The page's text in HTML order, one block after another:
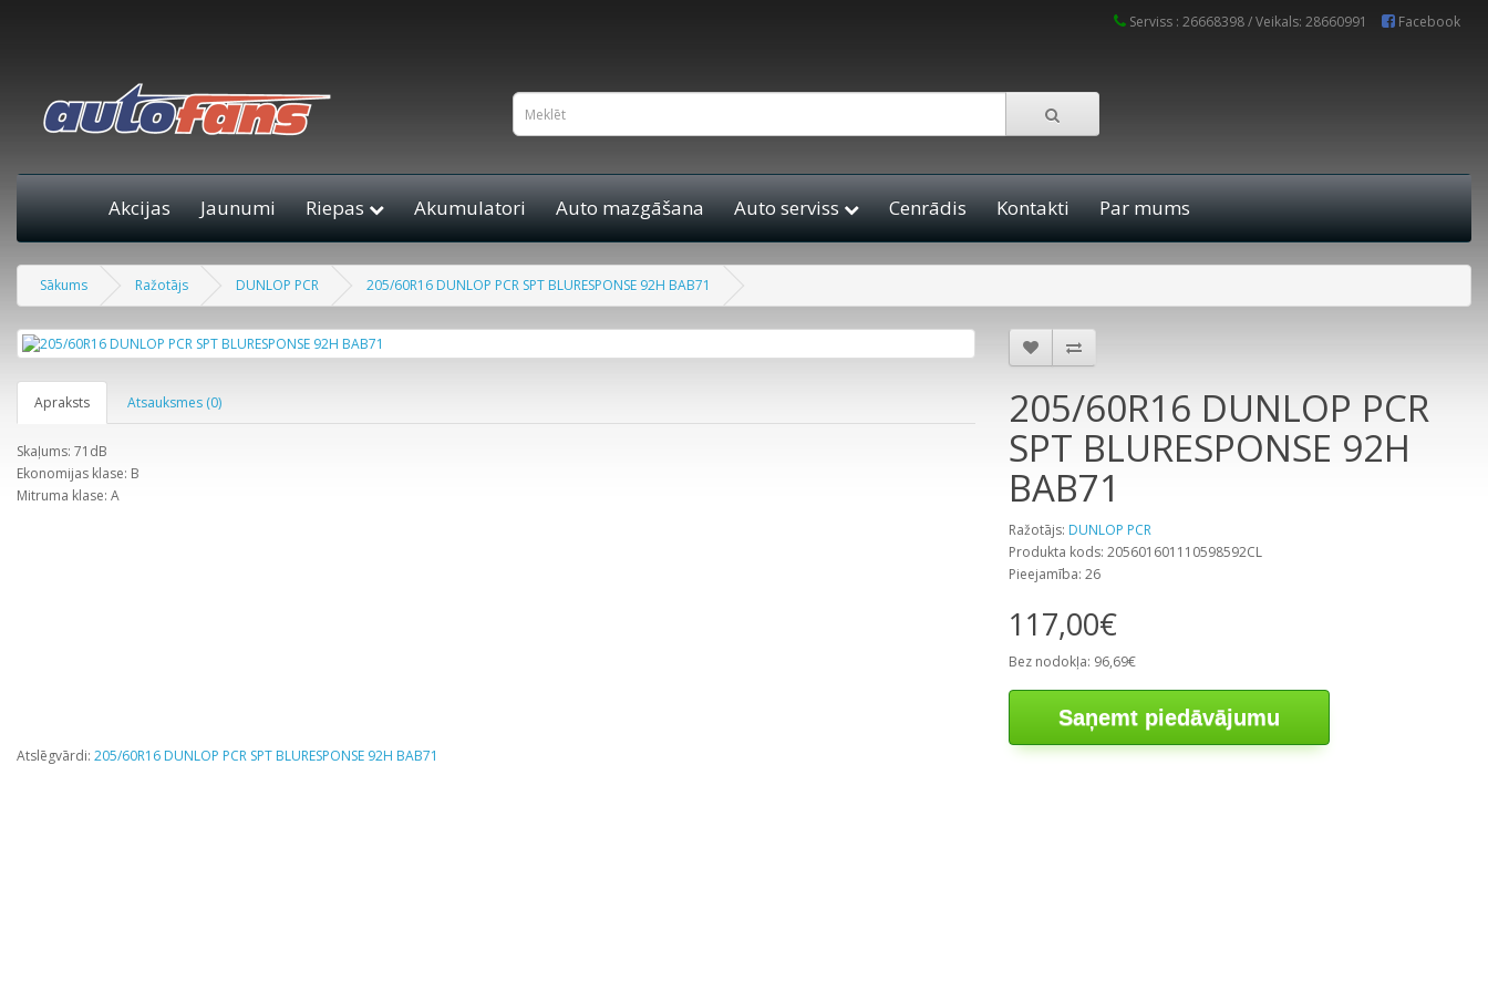
Serviss : 26668398 / Veikals: 28660991 Facebook
Akcijas Jaunumi Riepas Akumulatori Auto mazgāšana Auto serviss Cenrādis Kontakti Par mums
Sākums Ražotājs DUNLOP PCR 205/60R16 DUNLOP PCR SPT BLURESPONSE 92H BAB71
Apraksts Atsauksmes (0)
Skaļums: 71dB
Ekonomijas klase: B
Mitruma klase: A
205/60R16 DUNLOP PCR
SPT BLURESPONSE 92H
BAB71
Ražotājs: DUNLOP PCR
Produkta kods: 205601601110598592CL
Pieejamība: 26
117,00€
Bez nodokļa: 96,69€
Saņemt piedāvājumu
Atslēgvārdi: 205/60R16 DUNLOP PCR SPT BLURESPONSE 92H BAB71